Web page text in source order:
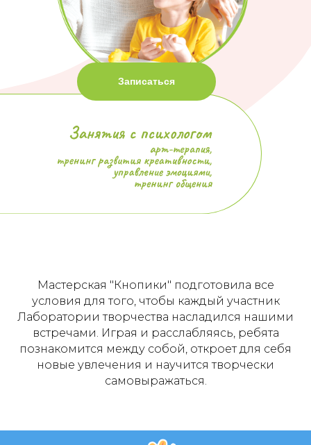
Записаться
Мастерская "Кнопики" подготовила все
условия для того, чтобы каждый участник
Лаборатории творчества насладился нашими
встречами. Играя и расслабляясь, ребята
познакомится между собой, откроет для себя
новые увлечения и научится творчески
самовыражаться.